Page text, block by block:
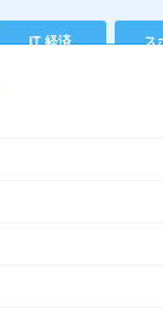
IT 経済 ス